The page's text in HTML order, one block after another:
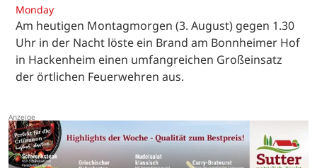
Monday
Am heutigen Montagmorgen (3. August) gegen 1.30
Uhr in der Nacht löste ein Brand am Bonnheimer Hof
in Hackenheim einen umfangreichen Großeinsatz
der örtlichen Feuerwehren aus.